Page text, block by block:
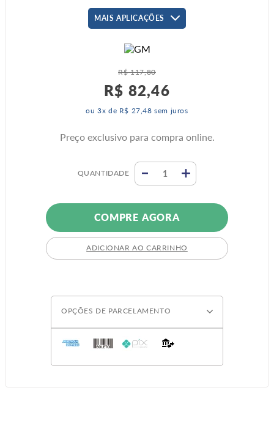
MAIS APLICAÇÕES
R$ 117,80
R$ 82,46
ou3x de R$ 27 ,48 sem juros
Preço exclusivo para compra online.
QUANTIDADE
COMPRE AGORA
ADICIONAR AO CARRINHO
OPÇÕES DE PARCELAMENTO